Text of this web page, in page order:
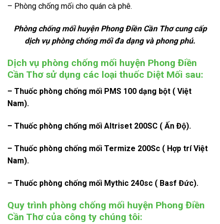
– Phòng chống mối cho quán cà phê.
Phòng chống mối huyện Phong Điền Cần Thơ cung cấp
dịch vụ phòng chống mối đa dạng và phong phú.
Dịch vụ phòng chống mối huyện Phong Điền
Cần Thơ sử dụng các loại thuốc Diệt Mối sau:
– Thuốc phòng chống mối PMS 100 dạng bột ( Việt
Nam).
– Thuốc phòng chống mối Altriset 200SC ( Ấn Độ).
– Thuốc phòng chống mối Termize 200Sc ( Hợp trí Việt
Nam).
– Thuốc phòng chống mối Mythic 240sc ( Basf Đức).
Quy trình phòng chống mối huyện Phong Điền
Cần Thơ của công ty chúng tôi: